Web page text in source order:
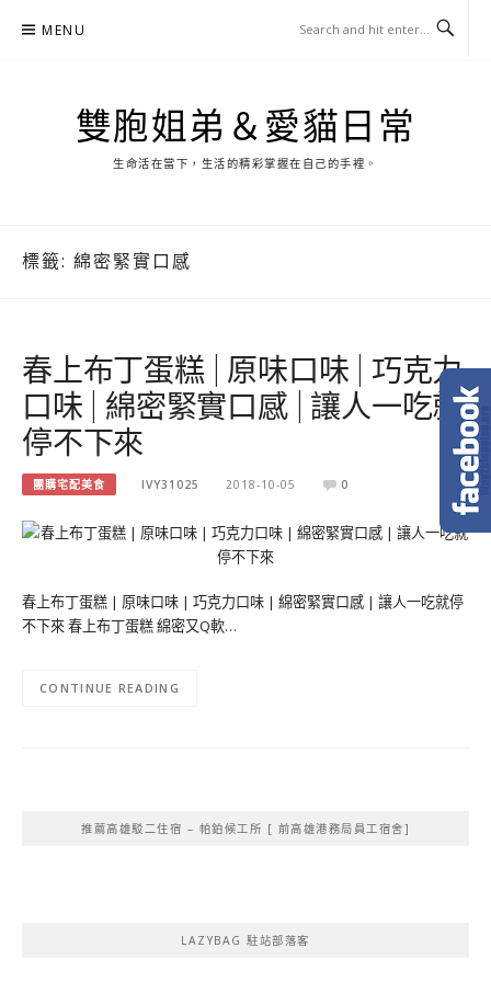
MENU
雙胞姐弟＆愛貓日常
生命活在當下，生活的精彩掌握在自己的手裡。
標籤: 綿密緊實口感
春上布丁蛋糕 | 原味口味 | 巧克力
口味 | 綿密緊實口感 | 讓人一吃就
停不下來
團購宅配美食 IVY31025 2018-10-05 0
春上布丁蛋糕 | 原味口味 | 巧克力口味 | 綿密緊實口感 | 讓人一吃就停
不下來 春上布丁蛋糕 綿密又Q軟…
CONTINUE READING
推薦高雄駁二住宿 – 帕鉑候工所 [ 前高雄港務局員工宿舍]
LAZYBAG 駐站部落客